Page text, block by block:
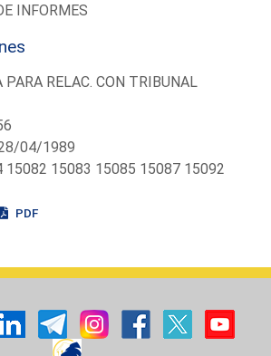
INFORMES
RELAC. CON TRIBUNAL
04/1989
15082 15083 15085 15087 15092
PDF